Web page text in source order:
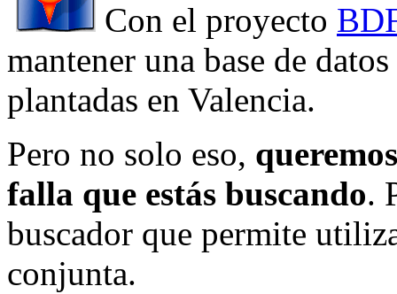
Con el proyecto
mantener una base de
plantadas en Valencia.
Pero no solo eso,
falla que estás buscando.
buscador que permite
conjunta.